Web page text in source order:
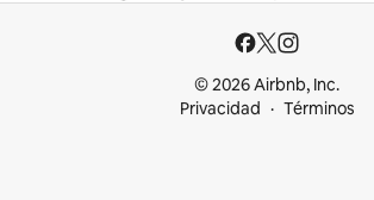
© 2026 Airbnb, Inc.
Privacidad
Términos